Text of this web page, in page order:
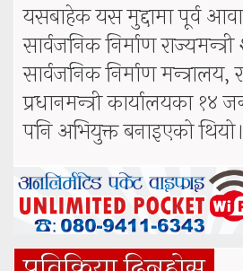
यसबाहेक यस मुद्दामा पूर्व
सार्वजनिक निर्माण
सार्वजनिक निर्माण मन्त्रालय,
प्रधानमन्त्री कार्यालयका १४
पनि अभियुक्त बनाइएको थियो।